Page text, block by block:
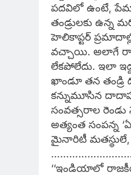
పదవిలో ఉంటే, పేమా
తండ్రులకు
హెలికాప్టర్‌
వచ్చాయి. అలాగే
లేకపోలేదు. ఇలా
ఖాండూ తన తండ్రి
కన్నుమూసిన
సంవత్సరాల
అత్యంత సంపన్న
మైనారిటీ మతస్థులే,
‘‘ఇండియాలో